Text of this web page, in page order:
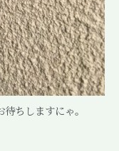
ちしますにゃ。